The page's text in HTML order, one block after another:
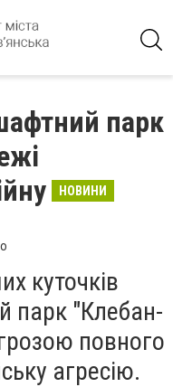
парк
НОВИНИ
куточків
парк "Клебан-
повного
агресію.